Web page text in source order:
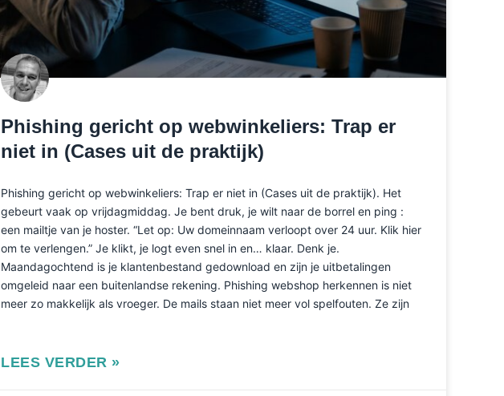
Phishing gericht op webwinkeliers: Trap er
niet in (Cases uit de praktijk)
Phishing gericht op webwinkeliers: Trap er niet in (Cases uit de praktijk). Het
gebeurt vaak op vrijdagmiddag. Je bent druk, je wilt naar de borrel en ping :
een mailtje van je hoster. “Let op: Uw domeinnaam verloopt over 24 uur. Klik hier
om te verlengen.” Je klikt, je logt even snel in en… klaar. Denk je.
Maandagochtend is je klantenbestand gedownload en zijn je uitbetalingen
omgeleid naar een buitenlandse rekening. Phishing webshop herkennen is niet
meer zo makkelijk als vroeger. De mails staan niet meer vol spelfouten. Ze zijn
LEES VERDER »